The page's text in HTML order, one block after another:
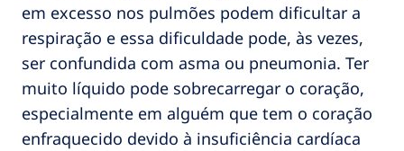
em excesso nos pulmões podem dificultar a
respiração e essa dificuldade pode, às vezes,
ser confundida com asma ou pneumonia. Ter
muito líquido pode sobrecarregar o coração,
especialmente em alguém que tem o coração
enfraquecido devido à insuficiência cardíaca